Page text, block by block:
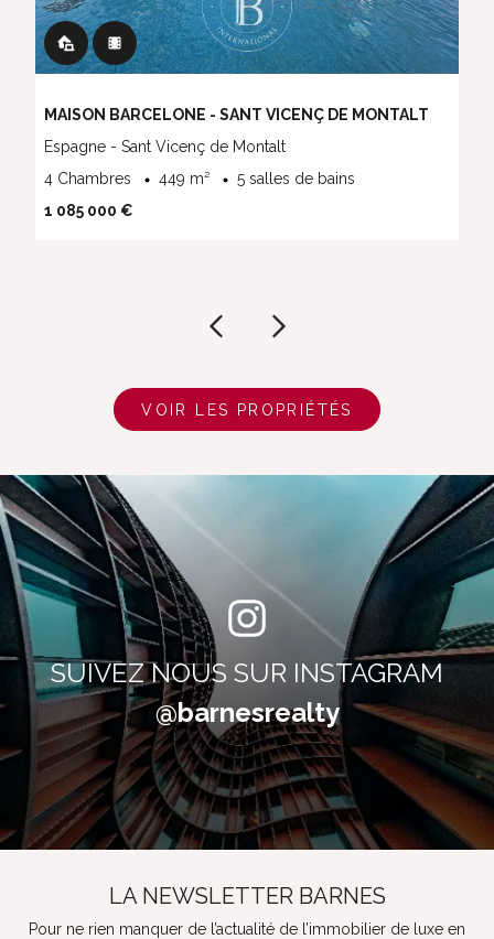
MAISON BARCELONE - SANT VICENÇ DE MONTALT
Espagne - Sant Vicenç de Montalt
4 Chambres
449 m²
5 salles de bains
1 085 000 €
VOIR LES PROPRIÉTÉS
SUIVEZ NOUS SUR INSTAGRAM
@barnesrealty
LA NEWSLETTER BARNES
Pour ne rien manquer de l’actualité de l’immobilier de luxe en